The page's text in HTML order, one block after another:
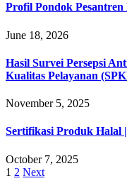
Profil Pondok Pesantren
June 18, 2026
Hasil Survei Persepsi
Kualitas Pelayanan
November 5, 2025
Sertifikasi Produk Halal
October 7, 2025
1 2 Next